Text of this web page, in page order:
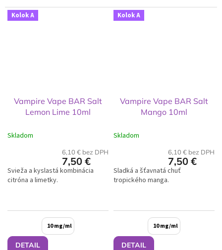
Kolok A
Vampire Vape BAR Salt
Lemon Lime 10ml
Skladom
6,10 € bez DPH
7,50 €
DETAIL
Svieža a kyslastá kombinácia
citróna a limetky.
10 mg/ml
Kolok A
Vampire Vape BAR Salt
Mango 10ml
Skladom
6,10 € bez DPH
7,50 €
DETAIL
Sladká a šťavnatá chuť
tropického manga.
10 mg/ml